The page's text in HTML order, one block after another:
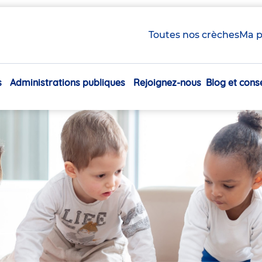
Toutes nos crèchesMa
Navigation
Administrations publiques Rejoignez-nous Blog et